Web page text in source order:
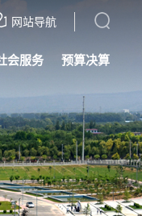
网站导航
会服务 预算决算